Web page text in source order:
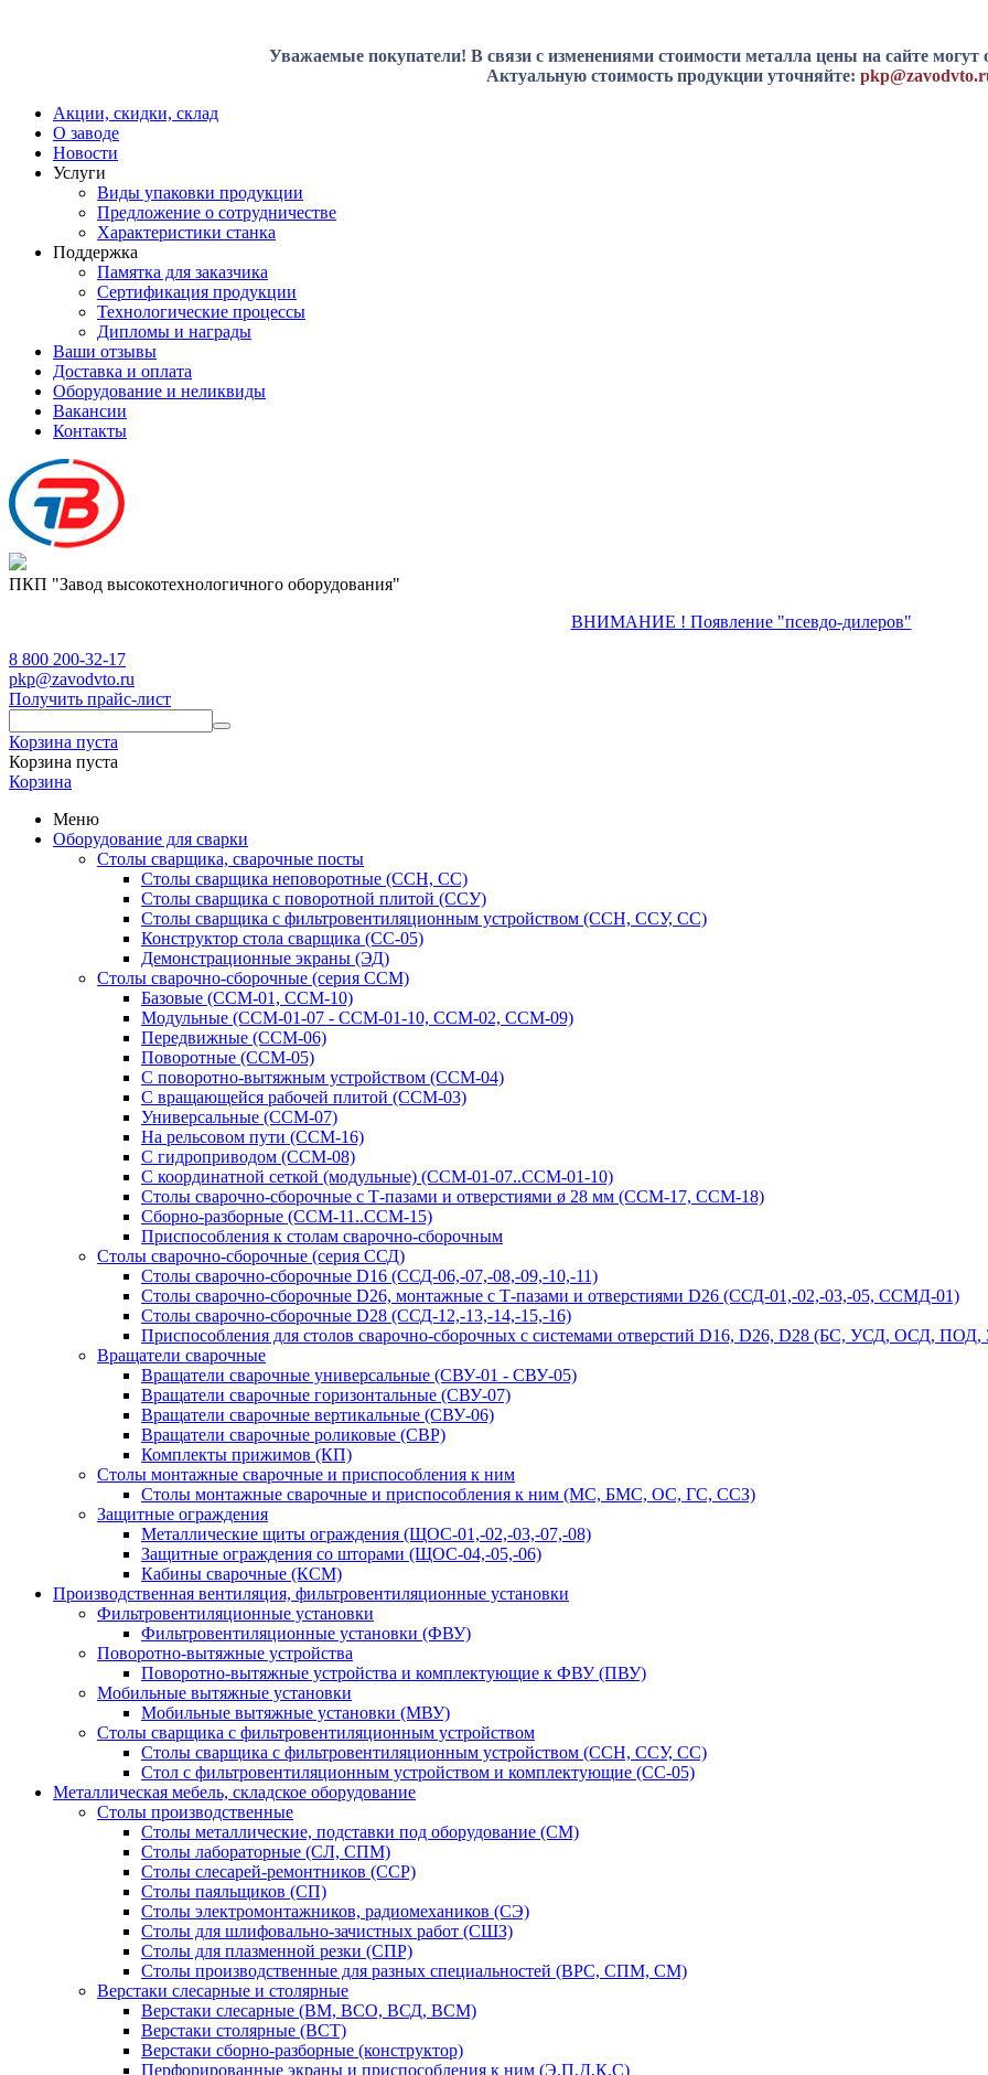
Уважаемые покупатели! В связи с изменениями стоимости металла цены на сайте могут
Актуальную стоимость продукции уточняйте:
Акции, скидки, склад
О заводе
Новости
Услуги
Виды упаковки продукции
Предложение о сотрудничестве
Характеристики станка
Поддержка
Памятка для заказчика
Сертификация продукции
Технологические процессы
Дипломы и награды
Ваши отзывы
Доставка и оплата
Оборудование и неликвиды
Вакансии
Контакты
ПКП "Завод высокотехнологичного оборудования"
ВНИМАНИЕ ! Появление "псевдо-дилеров"
8 800 200-32-17
pkp@zavodvto.ru
Получить прайс-лист
Корзина пуста
Корзина пуста
Корзина
Меню
Оборудование для сварки
Столы сварщика, сварочные посты
Столы сварщика неповоротные (ССН, СС)
Столы сварщика с поворотной плитой (ССУ)
Столы сварщика с фильтровентиляционным устройством (ССН, ССУ, СС)
Конструктор стола сварщика (СС-05)
Демонстрационные экраны (ЭД)
Столы сварочно-сборочные (серия ССМ)
Базовые (ССМ-01, ССМ-10)
Модульные (ССМ-01-07 - ССМ-01-10, ССМ-02, ССМ-09)
Передвижные (ССМ-06)
Поворотные (ССМ-05)
С поворотно-вытяжным устройством (ССМ-04)
С вращающейся рабочей плитой (ССМ-03)
Универсальные (ССМ-07)
На рельсовом пути (ССМ-16)
С гидроприводом (ССМ-08)
С координатной сеткой (модульные) (ССМ-01-07..ССМ-01-10)
Столы сварочно-сборочные с Т-пазами и отверстиями ø 28 мм (ССМ-17, ССМ-18)
Сборно-разборные (ССМ-11..ССМ-15)
Приспособления к столам сварочно-сборочным
Столы сварочно-сборочные (серия ССД)
Столы сварочно-сборочные D16 (ССД-06,-07,-08,-09,-10,-11)
Столы сварочно-сборочные D26, монтажные с Т-пазами и отверстиями D26 (ССД-01,-02,-03,-05, ССМД-01)
Столы сварочно-сборочные D28 (ССД-12,-13,-14,-15,-16)
Приспособления для столов сварочно-сборочных с системами отверстий D16, D26, D28 (БС, УСД, ОСД,
Вращатели сварочные
Вращатели сварочные универсальные (СВУ-01 - СВУ-05)
Вращатели сварочные горизонтальные (СВУ-07)
Вращатели сварочные вертикальные (СВУ-06)
Вращатели сварочные роликовые (СВР)
Комплекты прижимов (КП)
Столы монтажные сварочные и приспособления к ним
Столы монтажные сварочные и приспособления к ним (МС, БМС, ОС, ГС, ССЗ)
Защитные ограждения
Металлические щиты ограждения (ЩОС-01,-02,-03,-07,-08)
Защитные ограждения со шторами (ЩОС-04,-05,-06)
Кабины сварочные (КСМ)
Производственная вентиляция, фильтровентиляционные установки
Фильтровентиляционные установки
Фильтровентиляционные установки (ФВУ)
Поворотно-вытяжные устройства
Поворотно-вытяжные устройства и комплектующие к ФВУ (ПВУ)
Мобильные вытяжные установки
Мобильные вытяжные установки (МВУ)
Столы сварщика с фильтровентиляционным устройством
Столы сварщика с фильтровентиляционным устройством (ССН, ССУ, СС)
Стол с фильтровентиляционным устройством и комплектующие (СС-05)
Металлическая мебель, складское оборудование
Столы производственные
Столы металлические, подставки под оборудование (СМ)
Столы лабораторные (СЛ, СПМ)
Столы слесарей-ремонтников (ССР)
Столы паяльщиков (СП)
Столы электромонтажников, радиомехаников (СЭ)
Столы для шлифовально-зачистных работ (СШЗ)
Столы для плазменной резки (СПР)
Столы производственные для разных специальностей (ВРС, СПМ, СМ)
Верстаки слесарные и столярные
Верстаки слесарные (ВМ, ВСО, ВСД, ВСМ)
Верстаки столярные (ВСТ)
Верстаки сборно-разборные (конструктор)
Перфорированные экраны и приспособления к ним (Э,П,Д,К,С)